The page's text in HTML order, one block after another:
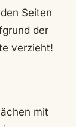
Seiten
der
verzieht!
mit